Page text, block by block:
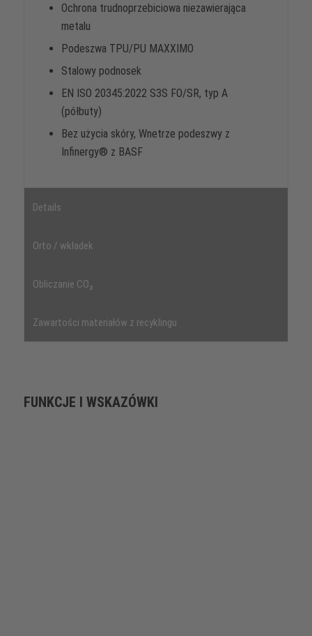
Ochrona trudnoprzebiciowa niezawierająca
metalu
Podeszwa TPU/PU MAXXIMO
Stalowy podnosek
EN ISO 20345:2022 S3S FO/SR, typ A
(półbuty)
Bez użycia skóry, Wnetrze podeszwy z
Infinergy® z BASF
Details
Orto / wkładek
Obliczanie CO₂
Zawartości materiałów z recyklingu
FUNKCJE I WSKAZÓWKI